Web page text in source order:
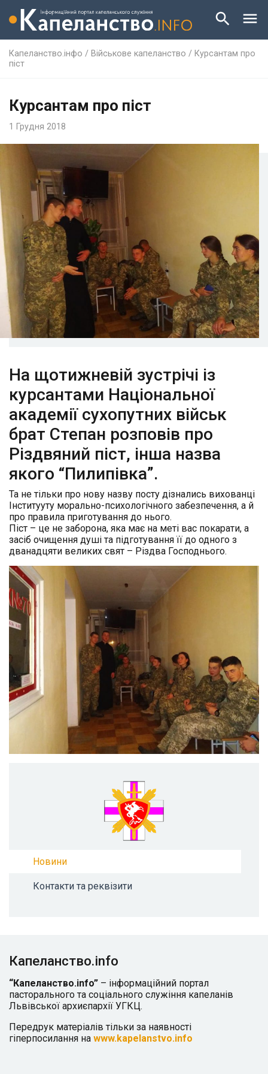
Капеланство.інфо / Військове капеланство / Курсантам про
піст
Курсантам про піст
1 Грудня 2018
На щотижневій зустрічі із
курсантами Національної
академії сухопутних військ
брат Степан розповів про
Різдвяний піст, інша назва
якого “Пилипівка”.
Та не тільки про нову назву посту дізнались вихованці
Інститууту морально-психологічного забезпечення, а й
про правила приготування до нього.
Піст – це не заборона, яка має на меті вас покарати, а
засіб очищення душі та підготування її до одного з
дванадцяти великих свят – Різдва Господнього.
Новини
Контакти та реквізити
Капеланство.info
“Капеланство.info” – інформаційний портал
пасторального та соціального служіння капеланів
Львівської архиєпархії УГКЦ.
Передрук матеріалів тільки за наявності
гіперпосилання на www.kapelanstvo.info